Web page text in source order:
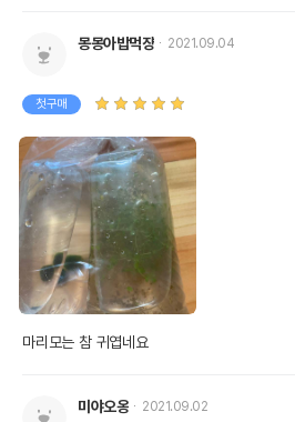
몽몽아밥먹쟝 2021.09.04
첫구매
마리모는 참 귀엽네요
미야오옹 2021.09.02